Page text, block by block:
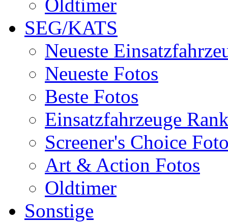
Oldtimer
SEG/KATS
Neueste
Neueste Fotos
Beste Fotos
Einsatzfahrzeuge
Screener's Choice
Art & Action Fotos
Oldtimer
Sonstige